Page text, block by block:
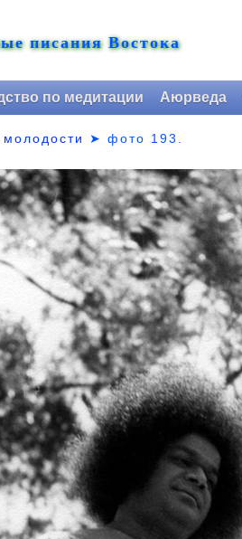
писания Востока
по медитации Аюрведа
молодости ➤фото 193.